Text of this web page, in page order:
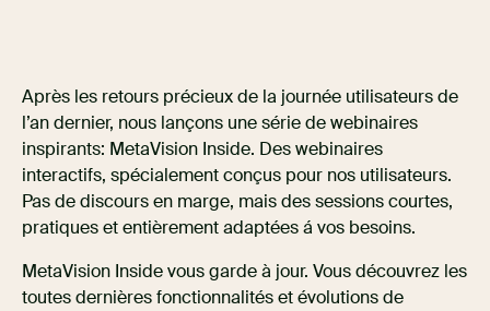
Après les retours précieux de la journée utilisateurs de
l’an dernier, nous lançons une série de webinaires
inspirants: MetaVision Inside. Des webinaires
interactifs, spécialement conçus pour nos utilisateurs.
Pas de discours en marge, mais des sessions courtes,
pratiques et entièrement adaptées á vos besoins.
MetaVision Inside vous garde à jour. Vous découvrez les
toutes dernières fonctionnalités et évolutions de